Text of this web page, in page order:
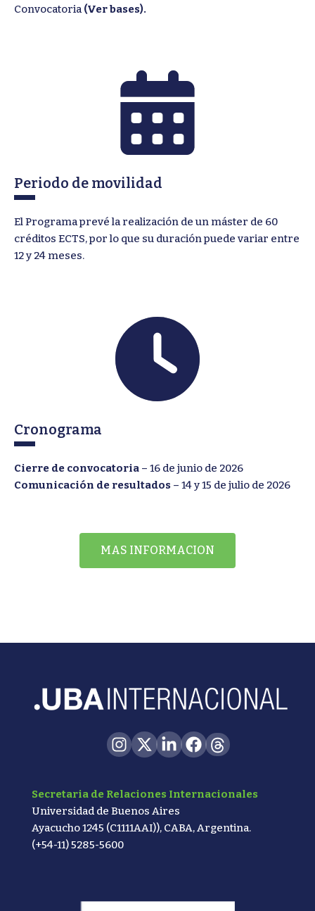
Convocatoria(Ver bases).
Periodo de movilidad
El Programa prevé la realización de un máster de 60
créditos ECTS, por lo que su duración puede variar entre
12 y 24 meses.
Cronograma
Cierre de convocatoria – 16 de junio de 2026
Comunicación de resultados – 14 y 15 de julio de 2026
MAS INFORMACION
Secretaria de Relaciones Internacionales
Universidad de Buenos Aires
Ayacucho 1245 (C1111AAI)), CABA, Argentina.
(+54-11) 5285-5600